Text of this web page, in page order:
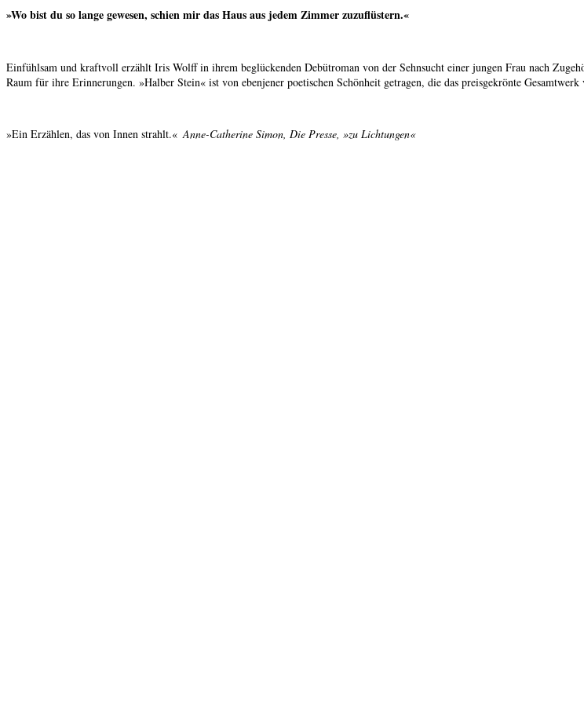
»Wo bist du so lange gewesen, schien mir das Haus aus jedem Zimmer zuzuflüstern.«
Einfühlsam und kraftvoll erzählt Iris Wolff in ihrem beglückenden Debütroman von der Sehnsucht einer jungen Frau nach
Raum für ihre Erinnerungen. »Halber Stein« ist von ebenjener poetischen Schönheit getragen, die das preisgekrönte
»Ein Erzählen, das von Innen strahlt.«Anne-Catherine Simon, Die Presse, »zu Lichtungen«